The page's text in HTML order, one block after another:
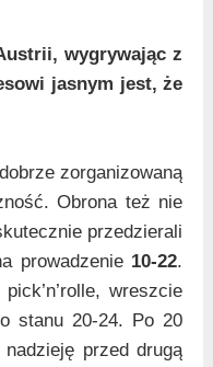
wygrywając z
jasnym jest, że
zorganizowaną
Obrona też nie
przedzierali
prowadzenie 10-22.
wreszcie
stanu 20-24. Po 20
przed drugą